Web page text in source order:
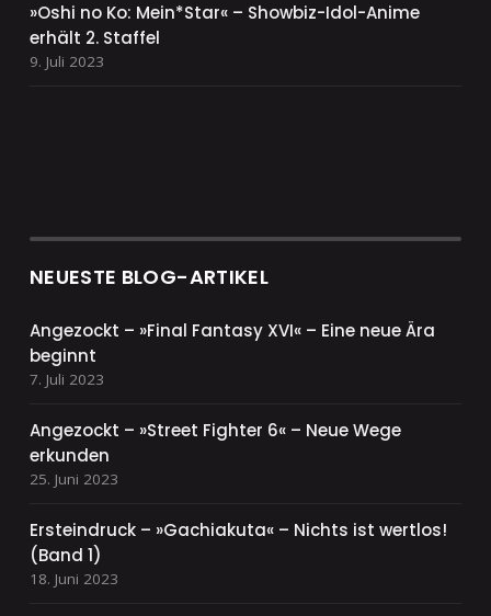
»Oshi no Ko: Mein*Star« – Showbiz-Idol-Anime
erhält 2. Staffel
9. Juli 2023
NEUESTE BLOG-ARTIKEL
Angezockt – »Final Fantasy XVI« – Eine neue Ära
beginnt
7. Juli 2023
Angezockt – »Street Fighter 6« – Neue Wege
erkunden
25. Juni 2023
Ersteindruck – »Gachiakuta« – Nichts ist wertlos!
(Band 1)
18. Juni 2023